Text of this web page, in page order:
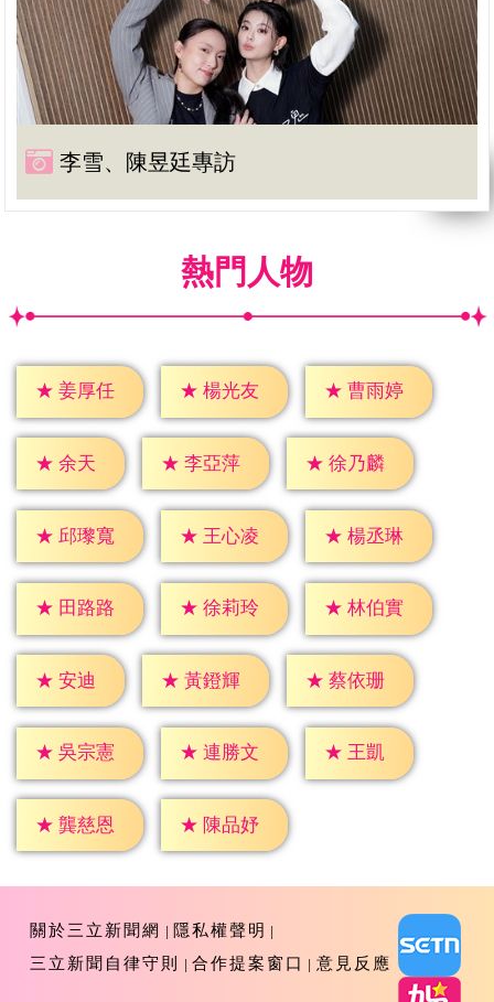
李雪、陳昱廷專訪
熱門人物
★ 姜厚任 ★ 楊光友 ★ 曹雨婷
★ 余天 ★ 李亞萍 ★ 徐乃麟
★ 邱瓈寬 ★ 王心凌 ★ 楊丞琳
★ 田路路 ★ 徐莉玲 ★ 林伯實
★ 安迪 ★ 黃鐙輝 ★ 蔡依珊
★ 吳宗憲 ★ 連勝文 ★ 王凱
★ 龔慈恩 ★ 陳品妤
關於三立新聞網
隱私權聲明
三立新聞自律守則
合作提案窗口 意見反應